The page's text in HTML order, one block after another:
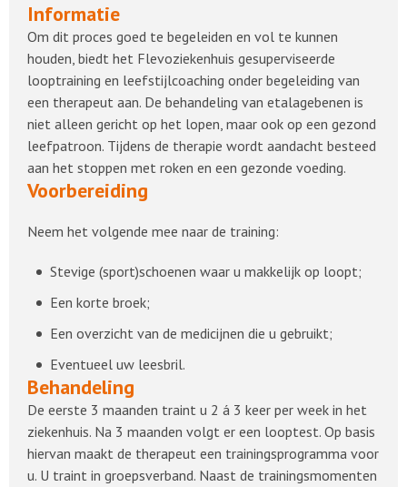
Informatie
Om dit proces goed te begeleiden en vol te kunnen
houden, biedt het Flevoziekenhuis gesuperviseerde
looptraining en leefstijlcoaching onder begeleiding van
een therapeut aan. De behandeling van etalagebenen is
niet alleen gericht op het lopen, maar ook op een gezond
leefpatroon. Tijdens de therapie wordt aandacht besteed
aan het stoppen met roken en een gezonde voeding.
Voorbereiding
Neem het volgende mee naar de training:
Stevige (sport)schoenen waar u makkelijk op loopt;
Een korte broek;
Een overzicht van de medicijnen die u gebruikt;
Eventueel uw leesbril.
Behandeling
De eerste 3 maanden traint u 2 á 3 keer per week in het
ziekenhuis. Na 3 maanden volgt er een looptest. Op basis
hiervan maakt de therapeut een trainingsprogramma voor
u. U traint in groepsverband. Naast de trainingsmomenten